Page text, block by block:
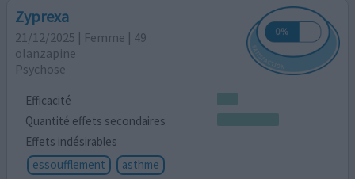
Zyprexa
21/12/2025 | Femme | 49
olanzapine
Psychose
Efficacité
Quantité effets secondaires
Effets indésirables
essoufflement
asthme